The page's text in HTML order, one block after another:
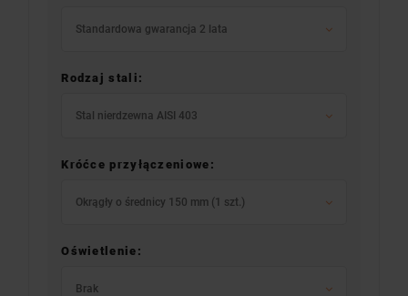
Standardowa gwarancja 2 lata
Rodzaj stali:
Stal nierdzewna AISI 403
Króćce przyłączeniowe:
Okrągły o średnicy 150 mm (1 szt.)
Oświetlenie:
Brak